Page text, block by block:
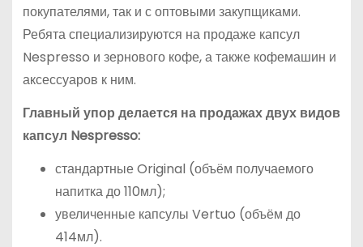
покупателями, так и с оптовыми закупщиками.
Ребята специализируются на продаже капсул
Nespresso и зернового кофе, а также кофемашин и
аксессуаров к ним.
Главный упор делается на продажах двух видов
капсул Nespresso:
стандартные Original (объём получаемого
напитка до 110мл);
увеличенные капсулы Vertuo (объём до
414мл).